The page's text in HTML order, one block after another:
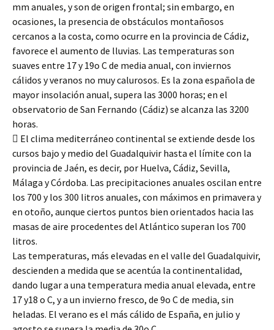
mm anuales, y son de origen frontal; sin embargo, en
ocasiones, la presencia de obstáculos montañosos
cercanos a la costa, como ocurre en la provincia de Cádiz,
favorece el aumento de lluvias. Las temperaturas son
suaves entre 17 y 19o C de media anual, con inviernos
cálidos y veranos no muy calurosos. Es la zona española de
mayor insolación anual, supera las 3000 horas; en el
observatorio de San Fernando (Cádiz) se alcanza las 3200
horas.
 El clima mediterráneo continental se extiende desde los
cursos bajo y medio del Guadalquivir hasta el límite con la
provincia de Jaén, es decir, por Huelva, Cádiz, Sevilla,
Málaga y Córdoba. Las precipitaciones anuales oscilan entre
los 700 y los 300 litros anuales, con máximos en primavera y
en otoño, aunque ciertos puntos bien orientados hacia las
masas de aire procedentes del Atlántico superan los 700
litros.
Las temperaturas, más elevadas en el valle del Guadalquivir,
descienden a medida que se acentúa la continentalidad,
dando lugar a una temperatura media anual elevada, entre
17 y18 o C, y a un invierno fresco, de 9o C de media, sin
heladas. El verano es el más cálido de España, en julio y